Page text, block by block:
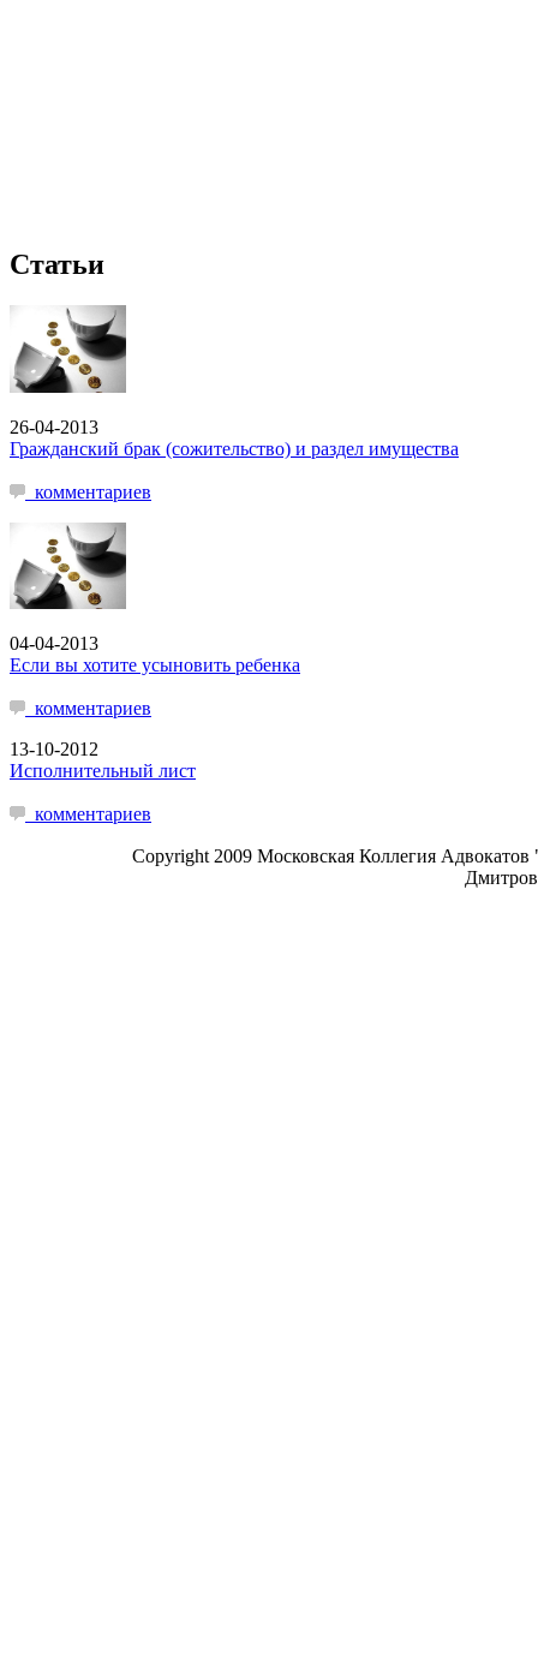
Статьи
26-04-2013
Гражданский брак (сожительство) и раздел имущества
комментариев
04-04-2013
Если вы хотите усыновить ребенка
комментариев
13-10-2012
Исполнительный лист
комментариев
Copyright 2009 Московская Коллегия